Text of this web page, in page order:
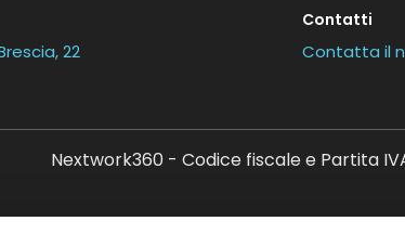
22
Contatti
Contatta il
Nextwork360 - Codice fiscale e Partita IVA